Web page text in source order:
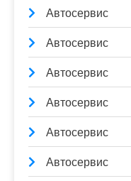
Автосервис
Автосервис
Автосервис
Автосервис
Автосервис
Автосервис